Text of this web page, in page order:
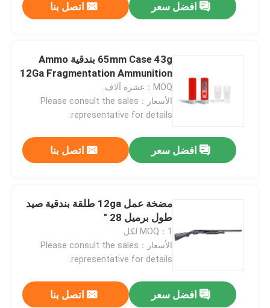
افضل سعر اتصل بنا
65mm Case 43g بندقية Ammo
12Ga Fragmentation Ammunition
MOQ：عشرة آلاف.
الأسعار：Please consult the sales
representative for details.
افضل سعر اتصل بنا
مضخة عمل 12ga طلقة بندقية صيد
طول برميل 28 "
MOQ：1 لكل
الأسعار：Please consult the sales
representative for details.
افضل سعر اتصل بنا